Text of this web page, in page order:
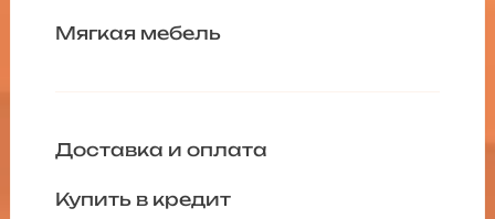
Мягкая мебель
Доставка и оплата
Купить в кредит